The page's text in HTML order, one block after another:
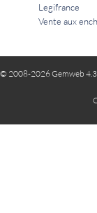
Legifrance
Vente aux
© 2008-2026 Gemweb